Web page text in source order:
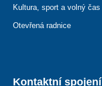
Kontaktní spojení
Kultura, sport a volný čas
Otevřená radnice